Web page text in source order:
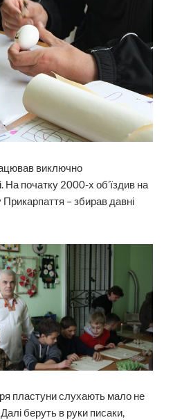
виключно
На початку 2000-х об’їздив на
– збирав давні
пластуни слухають мало не
беруть в руки писаки,